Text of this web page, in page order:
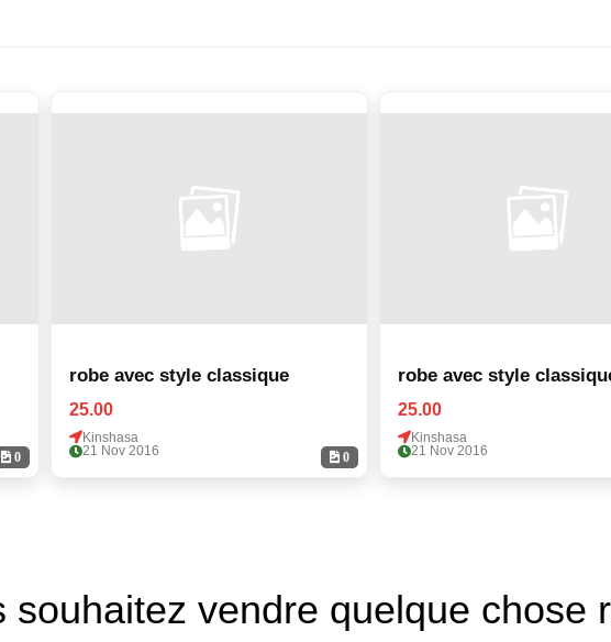
0 0
robe avec style classique
25.00
Kinshasa
21 Nov 2016
robe avec style
25.00
Kinshasa
21 Nov 2016
souhaitez vendre quelque chose